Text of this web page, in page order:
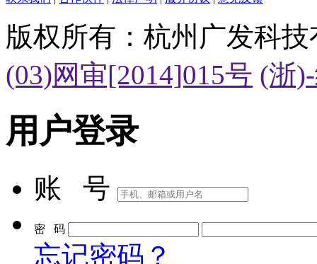
版权所有：杭州广发科
(03)网审[2014]015号 (浙
用户登录
账 号
密 码
忘记密码？